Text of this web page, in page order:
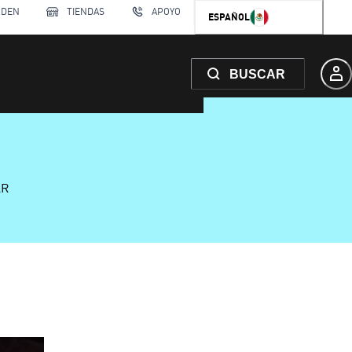
TIENDAS APOYO ESPAÑOL
BUSCAR